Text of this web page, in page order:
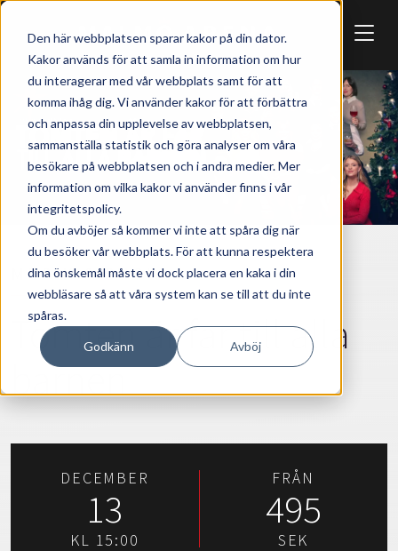
Den här webbplatsen sparar kakor på din dator.
Kakor används för att samla in information om hur
du interagerar med vår webbplats samt för att
komma ihåg dig. Vi använder kakor för att förbättra
och anpassa din upplevelse av webbplatsen,
sammanställa statistik och göra analyser om våra
besökare på webbplatsen och i andra medier. Mer
information om vilka kakor vi använder finns i vår
integritetspolicy.
Om du avböjer så kommer vi inte att spåra dig när
du besöker vår webbplats. För att kunna respektera
dina önskemål måste vi dock placera en kaka i din
webbläsare så att våra system kan se till att du inte
spåras.
Godkänn Avböj
Skip to main content
MUSIK & SHOW
Tomten är far till alla
barnen
DECEMBER
13
KL 15:00
FRÅN
495
SEK